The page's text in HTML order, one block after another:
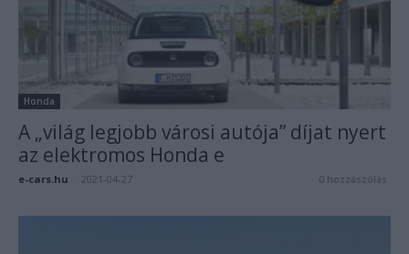
Honda
A „világ legjobb városi autója” díjat nyert
az elektromos Honda e
e-cars.hu 2021-04-27 0 hozzászólás